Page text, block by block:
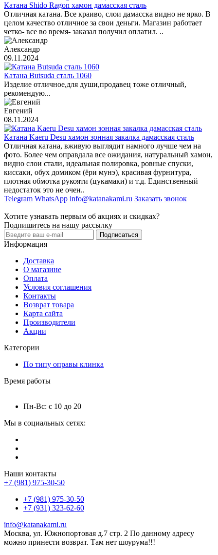
Катана Shido Ragon хамон дамасская сталь
Отличная катана. Все краиво, слои дамасска видно не ярко. В
целом качество отличное за свои деньги. Магазин работает
четко- все во время- заказал получил оплатил. ..
Александр
09.11.2024
Катана Butsuda сталь 1060
Изделие отличное,для души,продавец тоже отличный,
рекомендую...
Евгений
08.11.2024
Катана Kaeru Desu хамон зонная закалка дамасская сталь
Отличная катана, вживую выглядит намного лучше чем на
фото. Более чем оправдала все ожидания, натуральный хамон,
видно слои стали, идеальная полировка, ровные спуски,
киссаки, обух домиком (ёри мунэ), красивая фурнитура,
плотная обмотка рукояти (цукамаки) и т.д. Единственный
недостаток это не очен..
Telegram WhatsApp info@katanakami.ru Заказать звонок
Хотите узнавать первым об акциях и скидках?
Подпишитесь на нашу рассылку
Подписаться
Информация
Доставка
О магазине
Оплата
Условия соглашения
Контакты
Возврат товара
Карта сайта
Производители
Акции
Категории
По типу оправы клинка
Время работы
Пн-Вс: с 10 до 20
Мы в социальных сетях:
Наши контакты
+7 (981) 975-30-50
+7 (981) 975-30-50
+7 (931) 323-62-60
info@katanakami.ru
Москва, ул. Южнопортовая д.7 стр. 2 По данному адресу
можно принести возврат. Там нет шоурума!!!